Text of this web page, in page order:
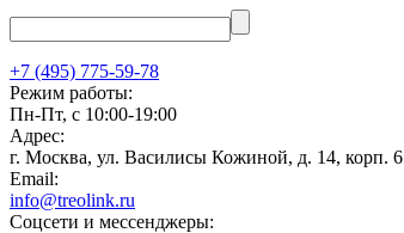
+7 (495) 775-59-78
Режим работы:
Пн-Пт, с 10:00-19:00
Адрес:
г. Москва, ул. Василисы Кожиной, д. 14, корп. 6
Email:
info@treolink.ru
Соцсети и мессенджеры: